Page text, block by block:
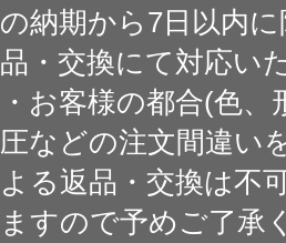
の納期から7日以内
品・交換にて対応い
・お客様の都合(色、
圧などの注文間違い
よる返品・交換は不
ますので予めご了承